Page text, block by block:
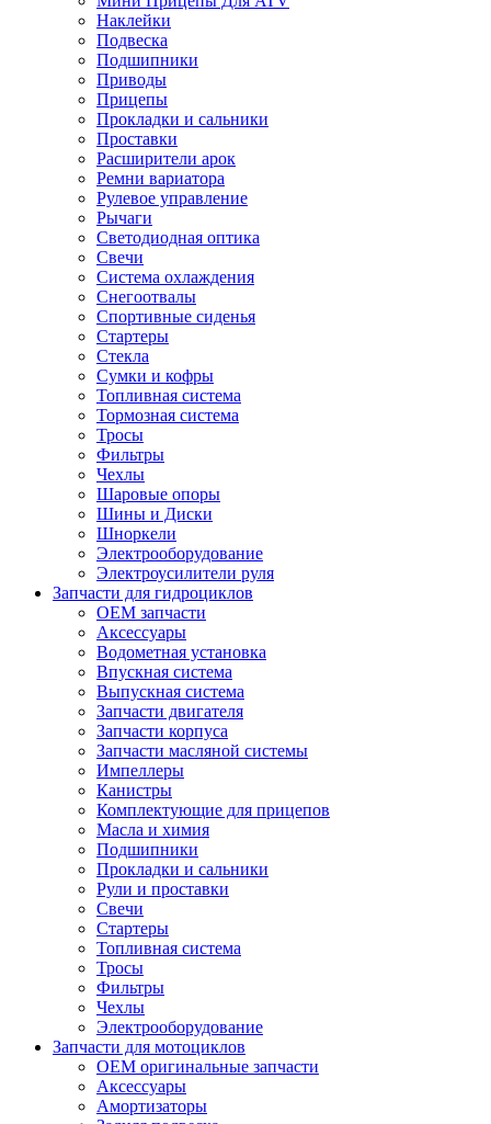
Наклейки
Подвеска
Подшипники
Приводы
Прицепы
Прокладки и сальники
Проставки
Расширители арок
Ремни вариатора
Рулевое управление
Рычаги
Светодиодная оптика
Свечи
Система охлаждения
Снегоотвалы
Спортивные сиденья
Стартеры
Стекла
Сумки и кофры
Топливная система
Тормозная система
Тросы
Фильтры
Чехлы
Шаровые опоры
Шины и Диски
Шноркели
Электрооборудование
Электроусилители руля
Запчасти для гидроциклов
OEM запчасти
Аксессуары
Водометная установка
Впускная система
Выпускная система
Запчасти двигателя
Запчасти корпуса
Запчасти масляной системы
Импеллеры
Канистры
Комплектующие для прицепов
Масла и химия
Подшипники
Прокладки и сальники
Рули и проставки
Свечи
Стартеры
Топливная система
Тросы
Фильтры
Чехлы
Электрооборудование
Запчасти для мотоциклов
OEM оригинальные запчасти
Аксессуары
Амортизаторы